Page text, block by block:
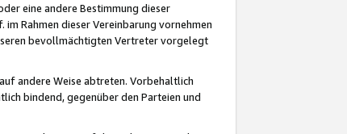
eine andere Bestimmung dieser
Rahmen dieser Vereinbarung vornehmen
bevollmächtigten Vertreter vorgelegt
andere Weise abtreten. Vorbehaltlich
bindend, gegenüber den Parteien und